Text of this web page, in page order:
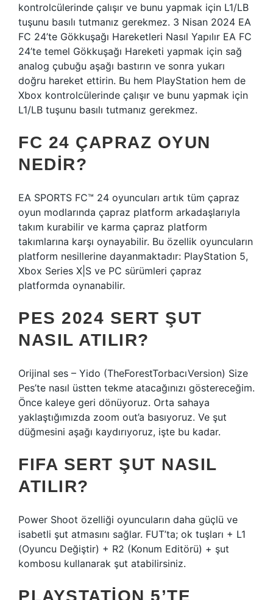
kontrolcülerinde çalışır ve bunu yapmak için L1/LB
tuşunu basılı tutmanız gerekmez. 3 Nisan 2024 EA
FC 24’te Gökkuşağı Hareketleri Nasıl Yapılır EA FC
24’te temel Gökkuşağı Hareketi yapmak için sağ
analog çubuğu aşağı bastırın ve sonra yukarı
doğru hareket ettirin. Bu hem PlayStation hem de
Xbox kontrolcülerinde çalışır ve bunu yapmak için
L1/LB tuşunu basılı tutmanız gerekmez.
FC 24 ÇAPRAZ OYUN
NEDIR?
EA SPORTS FC™ 24 oyuncuları artık tüm çapraz
oyun modlarında çapraz platform arkadaşlarıyla
takım kurabilir ve karma çapraz platform
takımlarına karşı oynayabilir. Bu özellik oyuncuların
platform nesillerine dayanmaktadır: PlayStation 5,
Xbox Series X|S ve PC sürümleri çapraz
platformda oynanabilir.
PES 2024 SERT ŞUT
NASIL ATILIR?
Orijinal ses – Yido (TheForestTorbacıVersion) Size
Pes’te nasıl üstten tekme atacağınızı göstereceğim.
Önce kaleye geri dönüyoruz. Orta sahaya
yaklaştığımızda zoom out’a basıyoruz. Ve şut
düğmesini aşağı kaydırıyoruz, işte bu kadar.
FIFA SERT ŞUT NASIL
ATILIR?
Power Shoot özelliği oyuncuların daha güçlü ve
isabetli şut atmasını sağlar. FUT’ta; ok tuşları + L1
(Oyuncu Değiştir) + R2 (Konum Editörü) + şut
kombosu kullanarak şut atabilirsiniz.
PLAYSTATION 5’TE